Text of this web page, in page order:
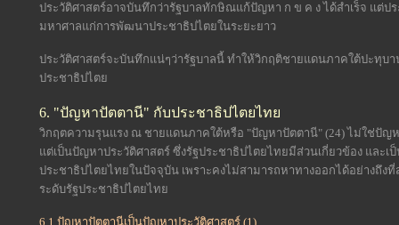
ประวัติศาสตร์อาจบันทึกว่ารัฐบาลทักษิณแก้ปัญหา ก ข ค ง ได้สำเร็จ แต่ป
มหาศาลแก่การพัฒนาประชาธิปไตยในระยะยาว
ประวัติศาสตร์จะบันทึกแน่ๆว่ารัฐบาลนี้ ทำให้วิกฤติชายแดนภาคใต้ปะทุบา
ประชาธิปไตย
6. "ปัญหาปัตตานี" กับประชาธิปไตยไทย
วิกฤตความรุนแรง ณ ชายแดนภาคใต้หรือ "ปัญหาปัตตานี" (24) ไม่ใช่ปัญ
แต่เป็นปัญหาประวัติศาสตร์ ซึ่งรัฐประชาธิปไตยไทยมีส่วนเกี่ยวข้อง และ
ประชาธิปไตยไทยในปัจจุบัน เพราะคงไม่สามารถหาทางออกได้อย่างถึง
ระดับรัฐประชาธิปไตยไทย
6.1 ปัญหาปัตตานีเป็นปัญหาประวัติศาสตร์ (1)